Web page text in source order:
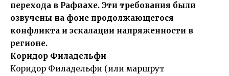
перехода в Рафиахе. Эти требования были
озвучены на фоне продолжающегося
конфликта и эскалации напряженности в
регионе.
Коридор Филадельфи
Коридор Филадельфи (или маршрут